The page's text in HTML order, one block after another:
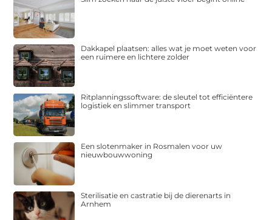
Dakkapel plaatsen: alles wat je moet weten voor
een ruimere en lichtere zolder
Ritplanningssoftware: de sleutel tot efficiëntere
logistiek en slimmer transport
Een slotenmaker in Rosmalen voor uw
nieuwbouwwoning
Sterilisatie en castratie bij de dierenarts in
Arnhem